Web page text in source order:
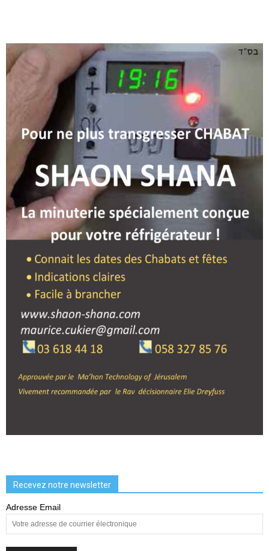
Recevez notre newsletter
Adresse Email